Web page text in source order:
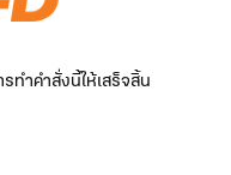
ำคำสั่งนี้ให้เสร็จสิ้น